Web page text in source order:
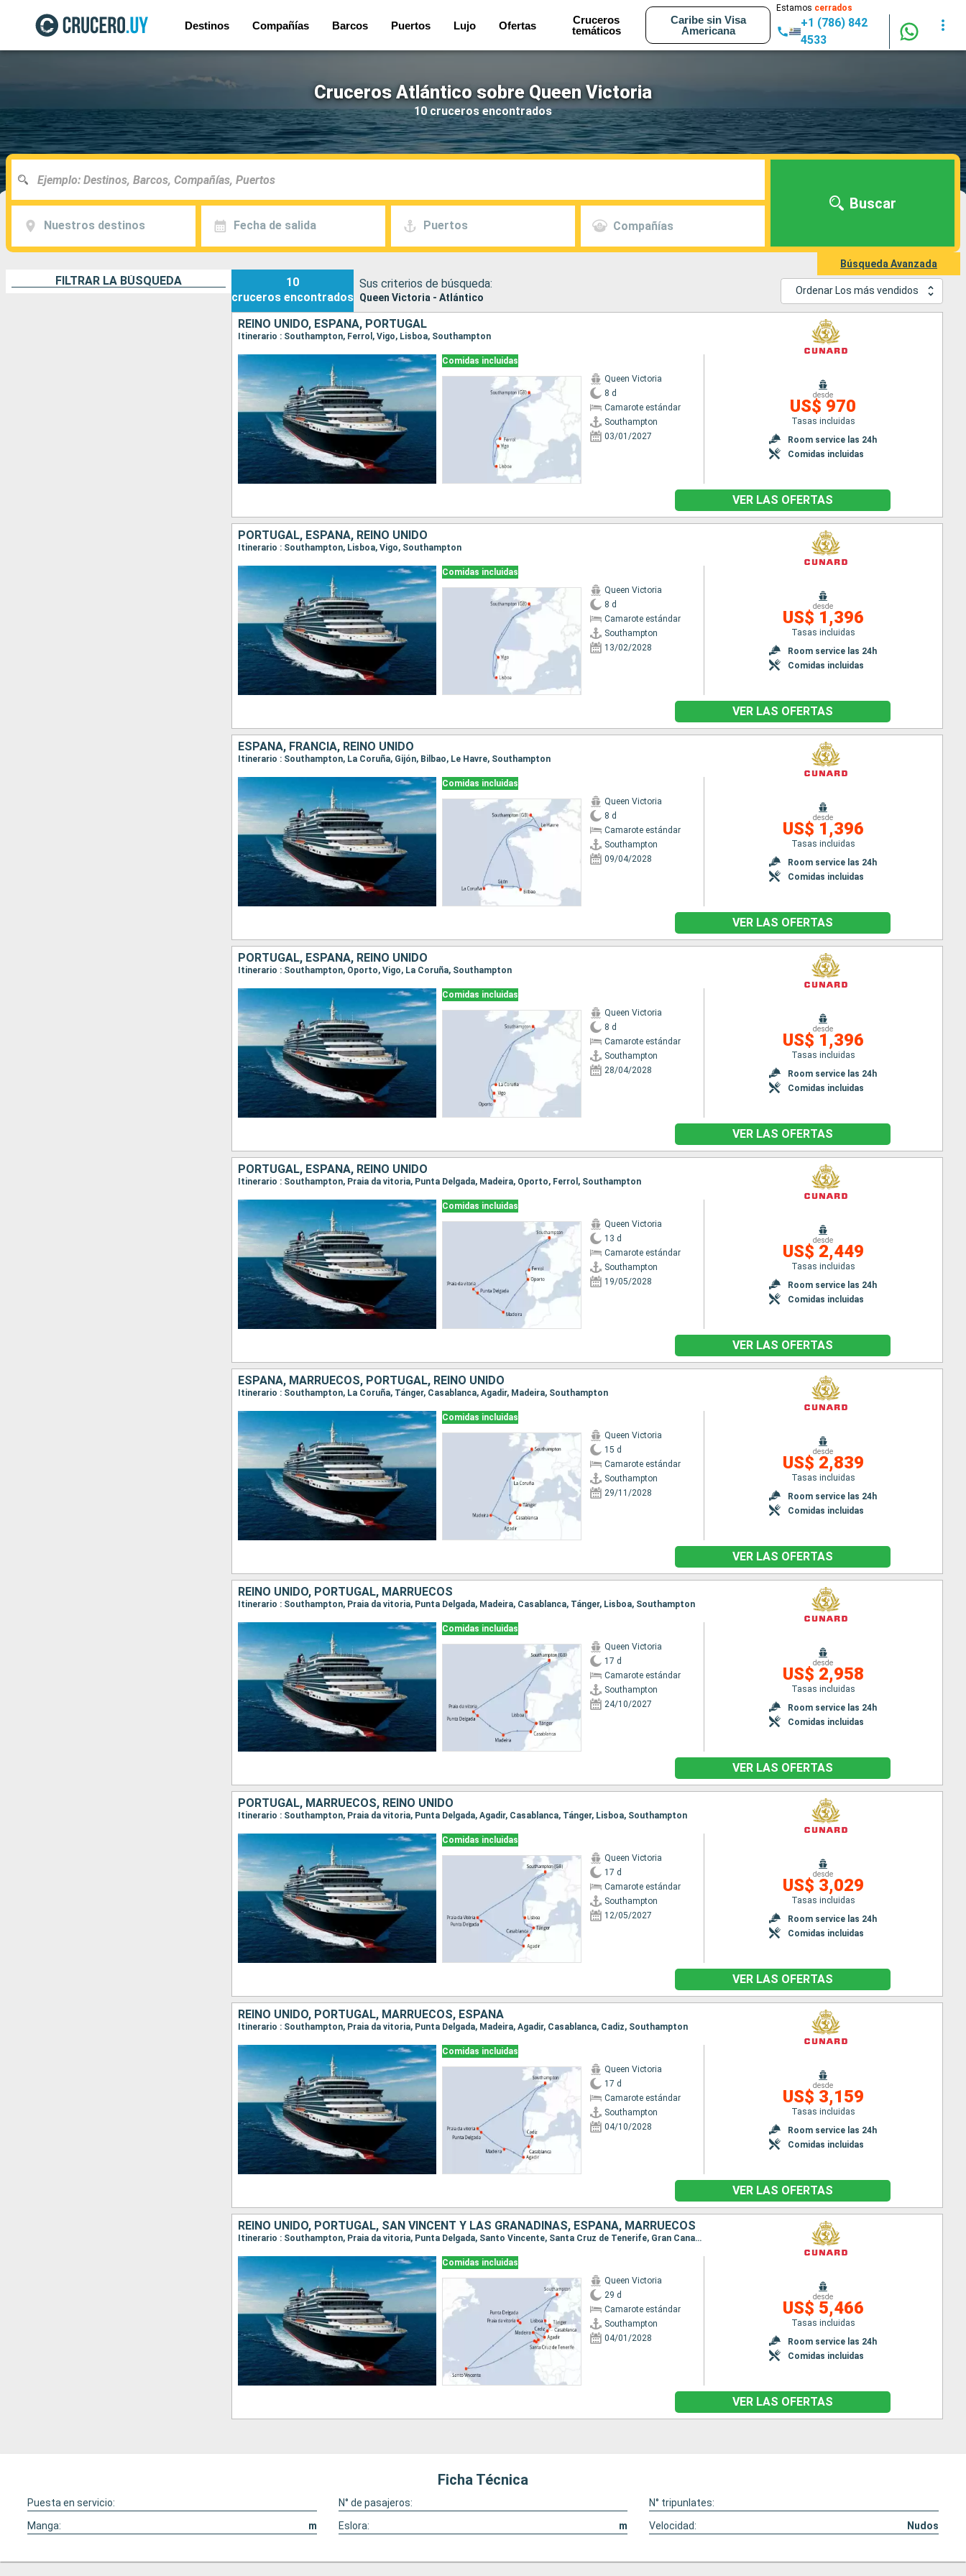
Destinos Compañías Barcos Puertos Lujo Ofertas
Cruceros
temáticos
Caribe sin Visa
Americana
Estamos cerrados
+1 (786) 842
4533
Cruceros Atlántico sobre Queen Victoria
10 cruceros encontrados
Nuestros destinos Fecha de salida Puertos Compañías
Buscar
Búsqueda Avanzada
FILTRAR LA BÚSQUEDA
10
cruceros encontrados
Sus criterios de búsqueda:
Queen Victoria - Atlántico
Ordenar Los más vendidos
REINO UNIDO, ESPAÑA, PORTUGAL
Itinerario : Southampton, Ferrol, Vigo, Lisboa, Southampton
Comidas incluidas
Queen Victoria
8 d
Camarote estándar
Southampton
03/01/2027
desde
US$ 970
Tasas incluidas
Room service las 24h
Comidas incluidas
VER LAS OFERTAS
PORTUGAL, ESPAÑA, REINO UNIDO
Itinerario : Southampton, Lisboa, Vigo, Southampton
Comidas incluidas
Queen Victoria
8 d
Camarote estándar
Southampton
13/02/2028
desde
US$ 1,396
Tasas incluidas
Room service las 24h
Comidas incluidas
VER LAS OFERTAS
ESPAÑA, FRANCIA, REINO UNIDO
Itinerario : Southampton, La Coruña, Gijón, Bilbao, Le Havre, Southampton
Comidas incluidas
Queen Victoria
8 d
Camarote estándar
Southampton
09/04/2028
desde
US$ 1,396
Tasas incluidas
Room service las 24h
Comidas incluidas
VER LAS OFERTAS
PORTUGAL, ESPAÑA, REINO UNIDO
Itinerario : Southampton, Oporto, Vigo, La Coruña, Southampton
Comidas incluidas
Queen Victoria
8 d
Camarote estándar
Southampton
28/04/2028
desde
US$ 1,396
Tasas incluidas
Room service las 24h
Comidas incluidas
VER LAS OFERTAS
PORTUGAL, ESPAÑA, REINO UNIDO
Itinerario : Southampton, Praia da vitoria, Punta Delgada, Madeira, Oporto, Ferrol, Southampton
Comidas incluidas
Queen Victoria
13 d
Camarote estándar
Southampton
19/05/2028
desde
US$ 2,449
Tasas incluidas
Room service las 24h
Comidas incluidas
VER LAS OFERTAS
ESPAÑA, MARRUECOS, PORTUGAL, REINO UNIDO
Itinerario : Southampton, La Coruña, Tánger, Casablanca, Agadir, Madeira, Southampton
Comidas incluidas
Queen Victoria
15 d
Camarote estándar
Southampton
29/11/2028
desde
US$ 2,839
Tasas incluidas
Room service las 24h
Comidas incluidas
VER LAS OFERTAS
REINO UNIDO, PORTUGAL, MARRUECOS
Itinerario : Southampton, Praia da vitoria, Punta Delgada, Madeira, Casablanca, Tánger, Lisboa, Southampton
Comidas incluidas
Queen Victoria
17 d
Camarote estándar
Southampton
24/10/2027
desde
US$ 2,958
Tasas incluidas
Room service las 24h
Comidas incluidas
VER LAS OFERTAS
PORTUGAL, MARRUECOS, REINO UNIDO
Itinerario : Southampton, Praia da vitoria, Punta Delgada, Agadir, Casablanca, Tánger, Lisboa, Southampton
Comidas incluidas
Queen Victoria
17 d
Camarote estándar
Southampton
12/05/2027
desde
US$ 3,029
Tasas incluidas
Room service las 24h
Comidas incluidas
VER LAS OFERTAS
REINO UNIDO, PORTUGAL, MARRUECOS, ESPAÑA
Itinerario : Southampton, Praia da vitoria, Punta Delgada, Madeira, Agadir, Casablanca, Cadiz, Southampton
Comidas incluidas
Queen Victoria
17 d
Camarote estándar
Southampton
04/10/2028
desde
US$ 3,159
Tasas incluidas
Room service las 24h
Comidas incluidas
VER LAS OFERTAS
REINO UNIDO, PORTUGAL, SAN VINCENT Y LAS GRANADINAS, ESPAÑA, MARRUECOS
Itinerario : Southampton, Praia da vitoria, Punta Delgada, Santo Vincente, Santa Cruz de Tenerife, Gran Canarias, Arrecife (Lanzarote), Madeira, Agadir, Casablanca, Tánger, Cadiz, Lisboa, Southampton
Comidas incluidas
Queen Victoria
29 d
Camarote estándar
Southampton
04/01/2028
desde
US$ 5,466
Tasas incluidas
Room service las 24h
Comidas incluidas
VER LAS OFERTAS
Ficha Técnica
Puesta en servicio: N° de pasajeros:
N° tripunlates:
Manga:
m Eslora: m Velocidad: Nudos